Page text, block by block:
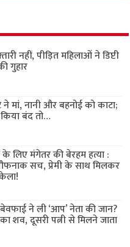
नहीं, पीड़ित महिलाओं ने डिप्टी
गुहार
नानी और बहनोई को काटा;
बंद तो…
लिए मंगेतर की बेरहम हत्या :
सच, प्रेमी के साथ मिलकर
ने ली ‘आप’ नेता की जान?
शव, दूसरी पत्नी से मिलने जाता